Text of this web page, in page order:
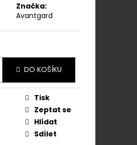
Značka:
Avantgard
DO KOŠÍKU
Tisk
Zeptat se
Hlídat
Sdílet